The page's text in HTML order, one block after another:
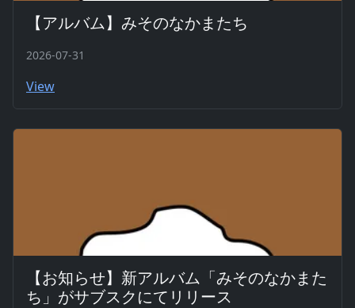
【アルバム】みそのなかまたち
2026-07-31
View
【お知らせ】新アルバム「みそのなかまた
ち」がサブスクにてリリース